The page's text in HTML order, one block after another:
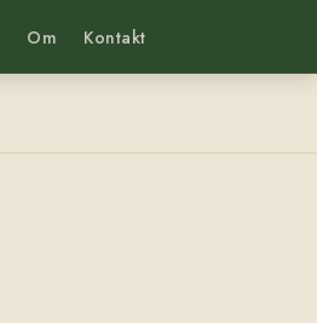
Om Kontakt